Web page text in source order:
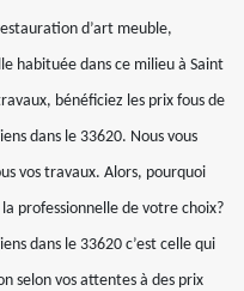
d’art meuble,
habituée dans ce milieu à Saint
bénéficiez les prix fous de
dans le 33620. Nous vous
vos travaux. Alors, pourquoi
professionnelle de votre choix?
dans le 33620 c’est celle qui
selon vos attentes à des prix